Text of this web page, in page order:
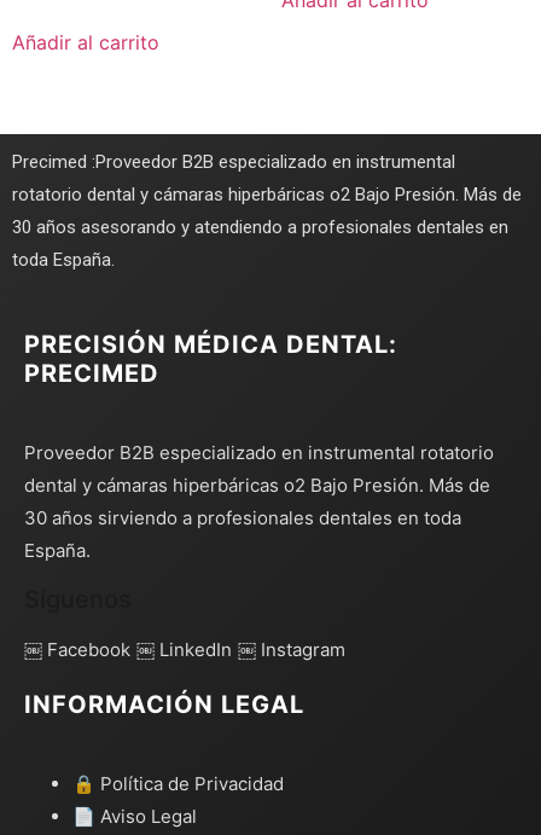
Añadir al carrito
Precimed :Proveedor B2B especializado en instrumental
rotatorio dental y cámaras hiperbáricas o2 Bajo Presión. Más de
30 años asesorando y atendiendo a profesionales dentales en
toda España.
PRECISIÓN MÉDICA DENTAL:
PRECIMED
Proveedor B2B especializado en instrumental rotatorio
dental y cámaras hiperbáricas o2 Bajo Presión. Más de
30 años sirviendo a profesionales dentales en toda
España.
￼ Facebook ￼ LinkedIn ￼ Instagram
INFORMACIÓN LEGAL
🔒 Política de Privacidad
📄 Aviso Legal